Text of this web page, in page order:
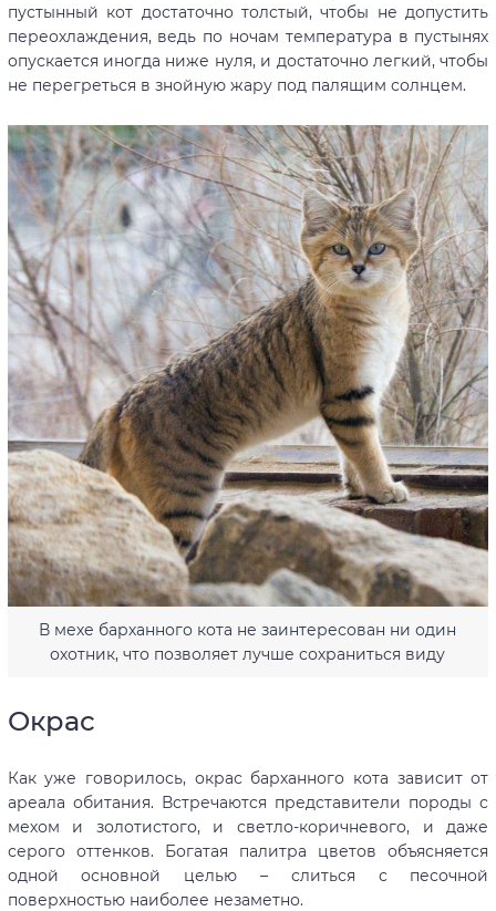
пустынный кот достаточно толстый, чтобы не допустить
переохлаждения, ведь по ночам температура в пустынях
опускается иногда ниже нуля, и достаточно легкий, чтобы
не перегреться в знойную жару под палящим солнцем.
В мехе барханного кота не заинтересован ни один
охотник, что позволяет лучше сохраниться виду
Окрас
Как уже говорилось, окрас барханного кота зависит от
ареала обитания. Встречаются представители породы с
мехом и золотистого, и светло-коричневого, и даже
серого оттенков. Богатая палитра цветов объясняется
одной основной целью – слиться с песочной
поверхностью наиболее незаметно.